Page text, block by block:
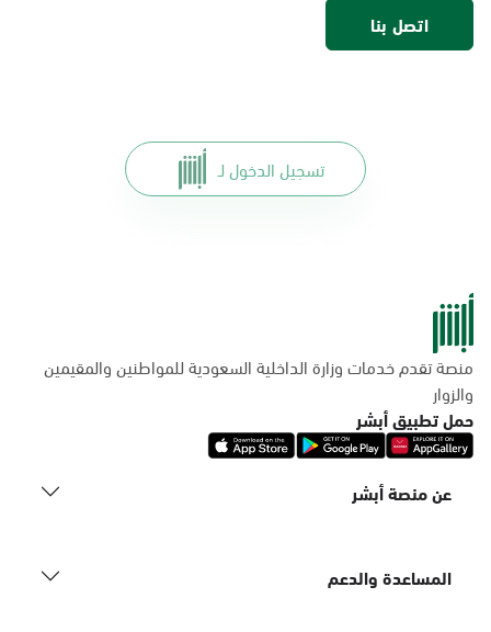
اتصل بنا
تسجيل الدخول لـ
منصة تقدم خدمات وزارة الداخلية السعودية للمواطنين والمقيمين
والزوار
حمل تطبيق أبشر
عن منصة أبشر
المساعدة والدعم